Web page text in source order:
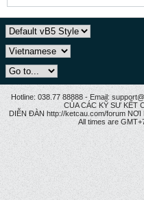
Hotline: 038.77 88888 - Email:
CỦA CÁC KỸ SƯ KẾT
DIỄN ĐÀN http://ketcau.com/forum
All times are